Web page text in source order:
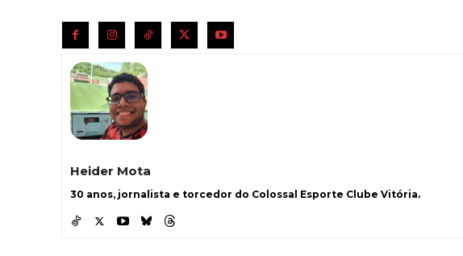
Heider Mota
30 anos, jornalista e torcedor do Colossal Esporte Clube Vitória.